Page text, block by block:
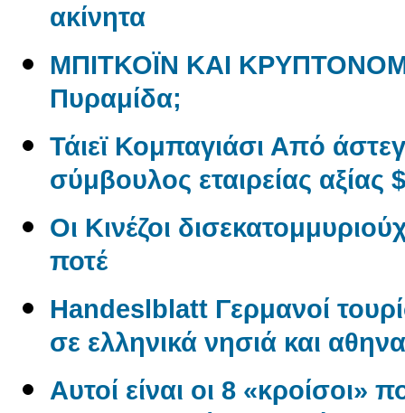
ακίνητα
ΜΠΙΤΚΟΪΝ ΚΑΙ
Πυραμίδα;
Τάιεϊ Κομπαγιάσι Από
σύμβουλος εταιρείας αξίας
Οι Κινέζοι
ποτέ
Handeslblatt Γερμανοί
σε ελληνικά νησιά και
Αυτοί είναι οι 8 «κροίσοι»